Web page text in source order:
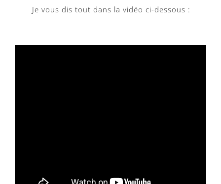
Je vous dis tout dans la vidéo ci-dessous :